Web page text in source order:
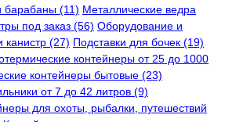
барабаны (11) Металлические ведра
под заказ (56) Оборудование и
канистр (27) Подставки для бочек (19)
контейнеры от 25 до 1000
контейнеры бытовые (23)
от 7 до 42 литров (9)
для охоты, рыбалки, путешествий